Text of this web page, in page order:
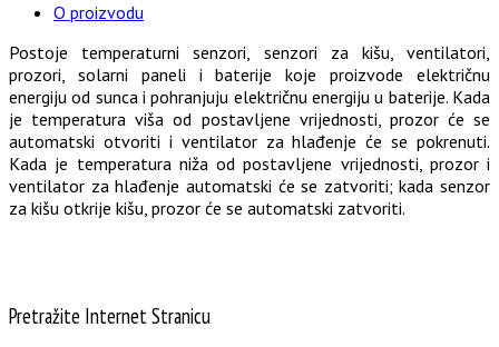
O proizvodu
Postoje temperaturni senzori, senzori za kišu, ventilatori,
prozori, solarni paneli i baterije koje proizvode električnu
energiju od sunca i pohranjuju električnu energiju u baterije. Kada
je temperatura viša od postavljene vrijednosti, prozor će se
automatski otvoriti i ventilator za hlađenje će se pokrenuti.
Kada je temperatura niža od postavljene vrijednosti, prozor i
ventilator za hlađenje automatski će se zatvoriti; kada senzor
za kišu otkrije kišu, prozor će se automatski zatvoriti.
Pretražite Internet Stranicu